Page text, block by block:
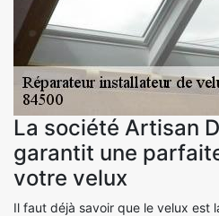
La société Artisan
garantit une
votre velux
Il faut déjà savoir que le velux est